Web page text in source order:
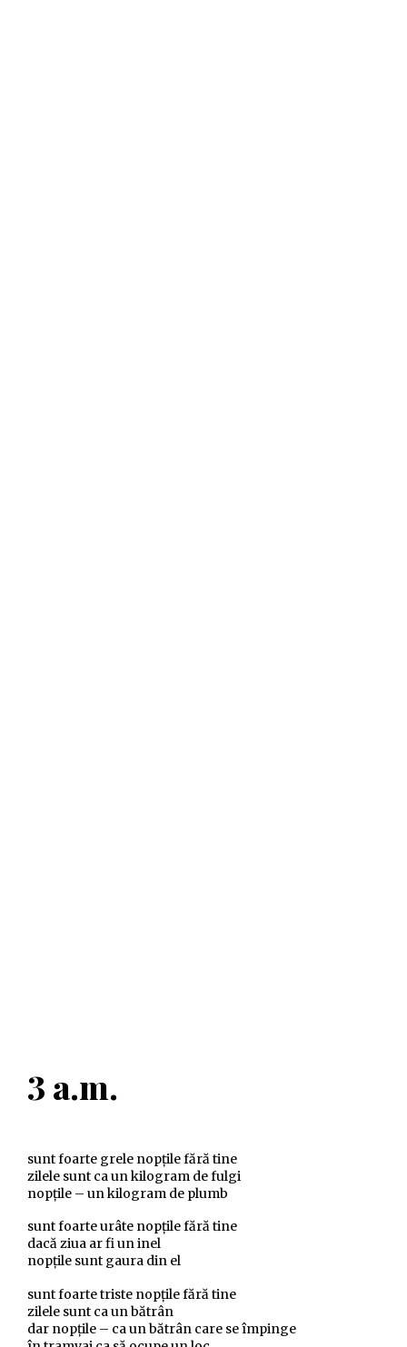
3 a.m.
sunt foarte grele nopţile fără tine
zilele sunt ca un kilogram de fulgi
nopţile – un kilogram de plumb
sunt foarte urâte nopţile fără tine
dacă ziua ar fi un inel
nopţile sunt gaura din el
sunt foarte triste nopţile fără tine
zilele sunt ca un bătrân
dar nopţile – ca un bătrân care se împinge